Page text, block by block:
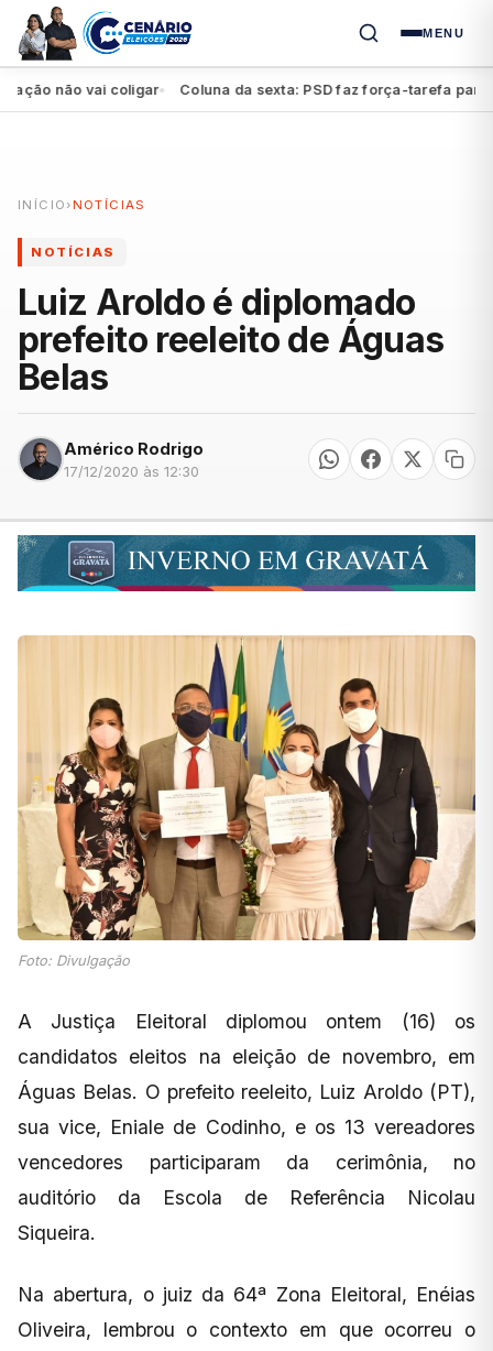
MENU
não vai coligar● Coluna da sexta: PSD faz força-tarefa para
INÍCIO › NOTÍCIAS
NOTÍCIAS
Luiz Aroldo é diplomado
prefeito reeleito de Águas
Belas
Américo Rodrigo
17/12/2020 às 12:30
Foto: Divulgação
A Justiça Eleitoral diplomou ontem (16) os
candidatos eleitos na eleição de novembro, em
Águas Belas. O prefeito reeleito, Luiz Aroldo (PT),
sua vice, Eniale de Codinho, e os 13 vereadores
vencedores participaram da cerimônia, no
auditório da Escola de Referência Nicolau
Siqueira.
Na abertura, o juiz da 64ª Zona Eleitoral, Enéias
Oliveira, lembrou o contexto em que ocorreu o